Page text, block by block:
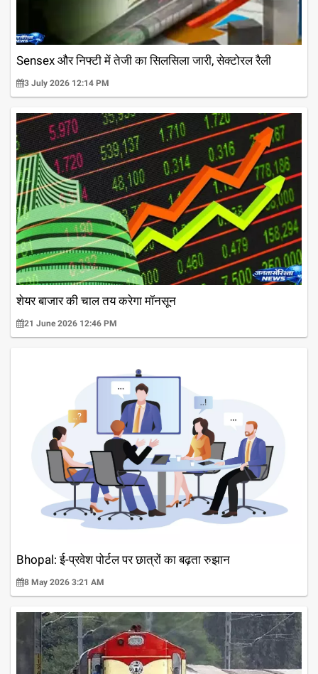
Sensex और निफ्टी में तेजी का सिलसिला जारी, सेक्टोरल रैली
3 July 2026 12:14 PM
शेयर बाजार की चाल तय करेगा मॉनसून
21 June 2026 12:46 PM
Bhopal: ई-प्रवेश पोर्टल पर छात्रों का बढ़ता रुझान
8 May 2026 3:21 AM